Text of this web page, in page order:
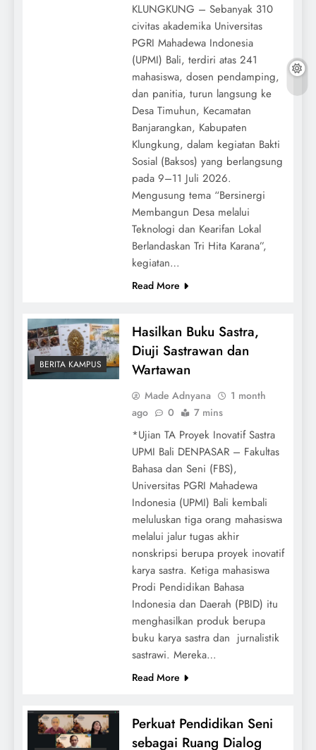
KLUNGKUNG – Sebanyak 310
civitas akademika Universitas
PGRI Mahadewa Indonesia
(UPMI) Bali, terdiri atas 241
mahasiswa, dosen pendamping,
dan panitia, turun langsung ke
Desa Timuhun, Kecamatan
Banjarangkan, Kabupaten
Klungkung, dalam kegiatan Bakti
Sosial (Baksos) yang berlangsung
pada 9–11 Juli 2026.
Mengusung tema “Bersinergi
Membangun Desa melalui
Teknologi dan Kearifan Lokal
Berlandaskan Tri Hita Karana”,
kegiatan…
Read More
BERITA KAMPUS
Hasilkan Buku Sastra,
Diuji Sastrawan dan
Wartawan
Made Adnyana
1 month
ago
0 7 mins
*Ujian TA Proyek Inovatif Sastra
UPMI Bali DENPASAR – Fakultas
Bahasa dan Seni (FBS),
Universitas PGRI Mahadewa
Indonesia (UPMI) Bali kembali
meluluskan tiga orang mahasiswa
melalui jalur tugas akhir
nonskripsi berupa proyek inovatif
karya sastra. Ketiga mahasiswa
Prodi Pendidikan Bahasa
Indonesia dan Daerah (PBID) itu
menghasilkan produk berupa
buku karya sastra dan jurnalistik
sastrawi. Mereka…
Read More
Perkuat Pendidikan Seni
sebagai Ruang Dialog